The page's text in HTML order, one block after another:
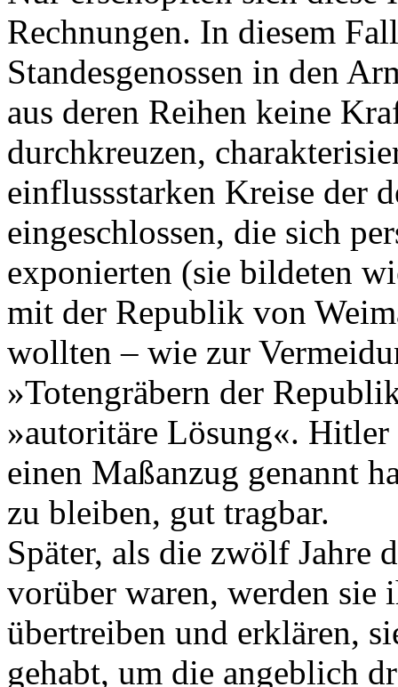
Rechnungen. In diesem
Standesgenossen in den
aus deren Reihen keine
durchkreuzen,
einflussstarken Kreise der
eingeschlossen, die sich
exponierten (sie bildeten
mit der Republik von
wollten – wie zur
»Totengräbern der
»autoritäre Lösung«.
einen Maßanzug genannt
zu bleiben, gut tragbar.
Später, als die zwölf Jahre
vorüber waren, werden sie
übertreiben und erklären,
gehabt, um die angeblich